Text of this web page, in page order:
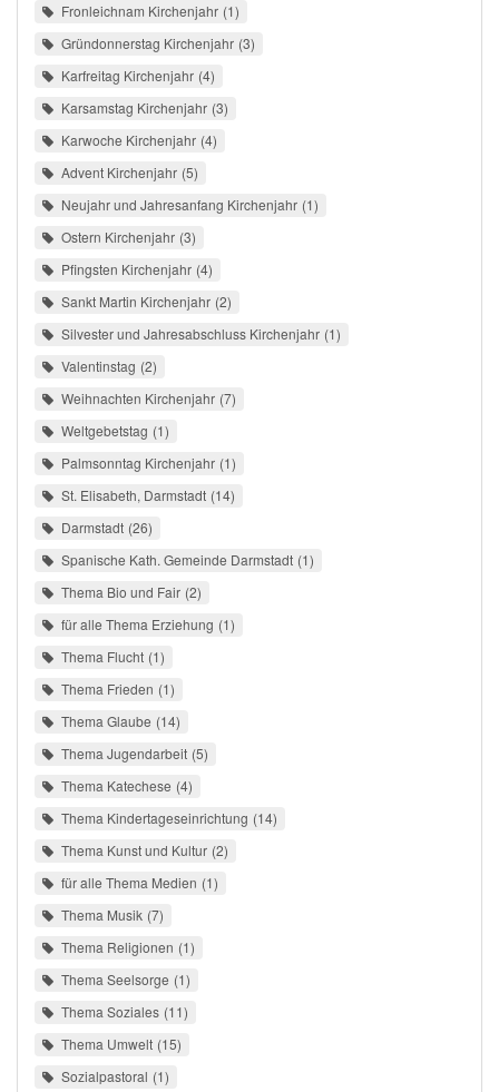
Fronleichnam Kirchenjahr 1
Gründonnerstag Kirchenjahr 3
Karfreitag Kirchenjahr 4
Karsamstag Kirchenjahr 3
Karwoche Kirchenjahr 4
Advent Kirchenjahr 5
Neujahr und Jahresanfang Kirchenjahr 1
Ostern Kirchenjahr 3
Pfingsten Kirchenjahr 4
Sankt Martin Kirchenjahr 2
Silvester und Jahresabschluss Kirchenjahr 1
Valentinstag 2
Weihnachten Kirchenjahr 7
Weltgebetstag 1
Palmsonntag Kirchenjahr 1
St. Elisabeth, Darmstadt 14
Darmstadt 26
Spanische Kath. Gemeinde Darmstadt 1
Thema Bio und Fair 2
für alle Thema Erziehung 1
Thema Flucht 1
Thema Frieden 1
Thema Glaube 14
Thema Jugendarbeit 5
Thema Katechese 4
Thema Kindertageseinrichtung 14
Thema Kunst und Kultur 2
für alle Thema Medien 1
Thema Musik 7
Thema Religionen 1
Thema Seelsorge 1
Thema Soziales 11
Thema Umwelt 15
Sozialpastoral 1